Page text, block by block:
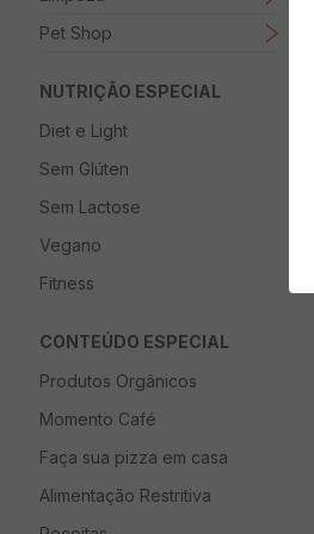
Pet Shop
NUTRIÇÃO ESPECIAL
Diet e Light
Sem Glúten
Sem Lactose
Vegano
Fitness
CONTEÚDO ESPECIAL
Produtos Orgânicos
Momento Café
Faça sua pizza em casa
Alimentação Restritiva